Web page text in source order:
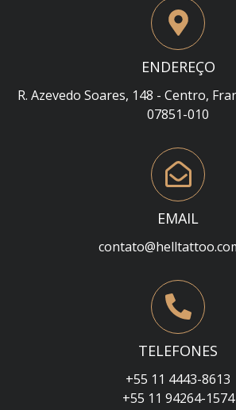
ENDEREÇO
R. Azevedo Soares, 148 - Centro,
07851-010
EMAIL
TELEFONES
+55 11 4443-8613
+55 11 94264-1574